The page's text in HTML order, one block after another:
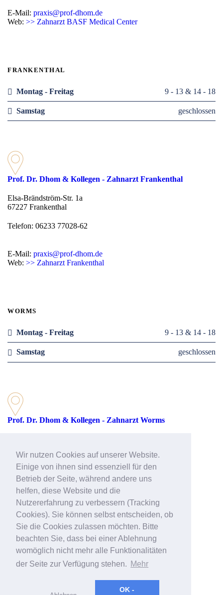
Wir nutzen Cookies auf unserer Website.
Einige von ihnen sind essenziell für den
Betrieb der Seite, während andere uns
helfen, diese Website und die
Nutzererfahrung zu verbessern (Tracking
Cookies). Sie können selbst entscheiden, ob
Sie die Cookies zulassen möchten. Bitte
beachten Sie, dass bei einer Ablehnung
womöglich nicht mehr alle Funktionalitäten
der Seite zur Verfügung stehen. Mehr
OK -
E-Mail: praxis@prof-dhom.de
Web: >> Zahnarzt BASF Medical Center
FRANKENTHAL
Montag - Freitag 9 - 13 & 14 - 18
Samstag geschlossen
Prof. Dr. Dhom & Kollegen - Zahnarzt Frankenthal
Elsa-Brändström-Str. 1a
67227 Frankenthal
Telefon: 06233 77028-62
E-Mail: praxis@prof-dhom.de
Web: >> Zahnarzt Frankenthal
WORMS
Montag - Freitag 9 - 13 & 14 - 18
Samstag geschlossen
Prof. Dr. Dhom & Kollegen - Zahnarzt Worms
Telefon: 06241 39512-51
E-Mail:worms@prof-dhom.de
Web:>> Zahnarzt Worms